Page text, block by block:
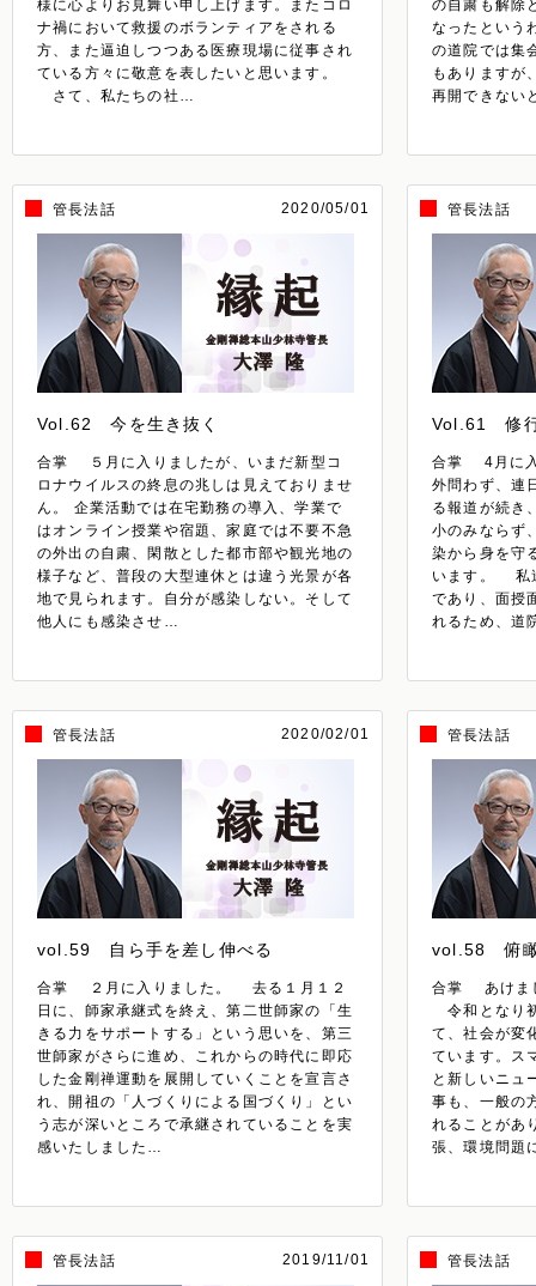
様に心よりお見舞い申し上げます。またコロ
ナ禍において救援のボランティアをされる
方、また逼迫しつつある医療現場に従事され
ている方々に敬意を表したいと思います。
さて、私たちの社…
の自粛も解除
なったという
の道院では集
もありますが
再開できない
管長法話 2020/05/01
Vol.62 今を生き抜く
合掌 ５月に入りましたが、いまだ新型コ
ロナウイルスの終息の兆しは見えておりませ
ん。 企業活動では在宅勤務の導入、学業で
はオンライン授業や宿題、家庭では不要不急
の外出の自粛、閑散とした都市部や観光地の
様子など、普段の大型連休とは違う光景が各
地で見られます。自分が感染しない。そして
他人にも感染させ…
管長法話
Vol.61 修
合掌 4月に入
外問わず、連
る報道が続き
小のみならず
染から身を守
います。 私
であり、面授
れるため、道
管長法話 2020/02/01
vol.59 自ら手を差し伸べる
合掌 ２月に入りました。 去る１月１２
日に、師家承継式を終え、第二世師家の「生
きる力をサポートする」という思いを、第三
世師家がさらに進め、これからの時代に即応
した金剛禅運動を展開していくことを宣言さ
れ、開祖の「人づくりによる国づくり」とい
う志が深いところで承継されていることを実
感いたしました…
管長法話
vol.58 俯瞰
合掌 あけま
令和となり
て、社会が変
ています。ス
と新しいニュ
事も、一般の
れることがあ
張、環境問題
管長法話 2019/11/01 管長法話